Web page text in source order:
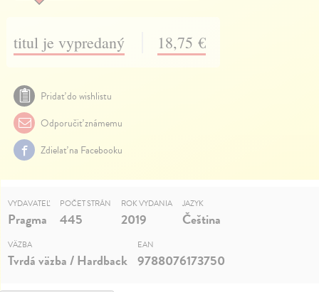
titul je vypredaný 18,75 €
Pridať do wishlistu
Odporučiť známemu
Zdielať na Facebooku
VYDAVATEĽ
Pragma
POČET STRÁN
445
ROK VYDANIA
2019
JAZYK
Čeština
VÄZBA
Tvrdá väzba / Hardback
EAN
9788076173750